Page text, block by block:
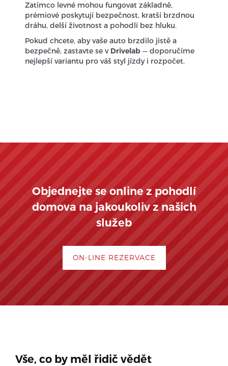
Zatímco levné mohou fungovat základně,
prémiové poskytují bezpečnost, kratší brzdnou
dráhu, delší životnost a pohodlí bez hluku.
Pokud chcete, aby vaše auto brzdilo jistě a
bezpečně, zastavte se v Drivelab — doporučíme
nejlepší variantu pro váš styl jízdy i rozpočet.
Objednejte se online z pohodlí
domova na jakoukoliv z našich
služeb
ON-LINE REZERVACE
Vše, co by měl řidič vědět